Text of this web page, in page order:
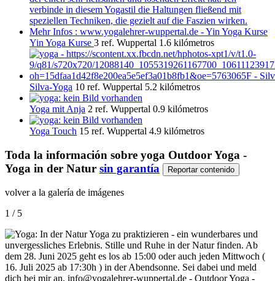
Yin Yoga Kurse 3 ref. Wuppertal 1.6 kilómetros
Silva-Yoga 10 ref. Wuppertal 5.2 kilómetros
Yoga mit Anja 2 ref. Wuppertal 0.9 kilómetros
Yoga Touch 15 ref. Wuppertal 4.9 kilómetros
Toda la información sobre yoga Outdoor Yoga -
Yoga in der Natur sin garantía Reportar contenido
volver a la galería de imágenes
1 / 5